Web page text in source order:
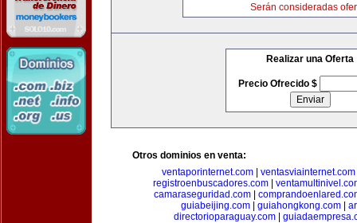
Serán consideradas
Realizar una Oferta
Precio Ofrecido $
Otros dominios en venta:
ventaporinternet.com
ventasviainternet.com
registroenbuscadores.com
camaraseguridad.com
guiabeijing.com
guiahongkong.com
directorioparaguay.com|